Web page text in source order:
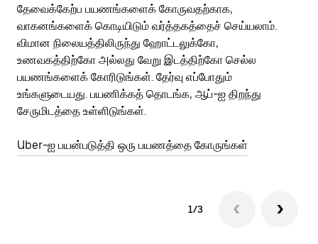
தேவைக்கேற்ப பயணங்களைக் கோருவதற்காக,
வாகனங்களைக் கொடியிடும் வர்த்தகத்தைச் செய்யலாம்.
விமான நிலையத்திலிருந்து ஹோட்டலுக்கோ,
உணவகத்திற்கோ அல்லது வேறு இடத்திற்கோ செல்ல
பயணங்களைக் கோரிடுங்கள். தேர்வு எப்போதும்
உங்களுடையது. பயணிக்கத் தொடங்க, ஆப்-ஐ திறந்து
சேருமிடத்தை உள்ளிடுங்கள்.
Uber-ஐ பயன்படுத்தி ஒரு பயணத்தை கோருங்கள்
1/3